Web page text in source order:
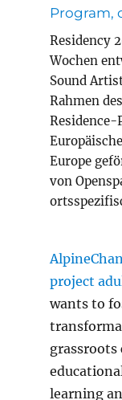
Program,
Residency
Wochen
Sound
Rahmen
Europe
von
project
wants to
learning